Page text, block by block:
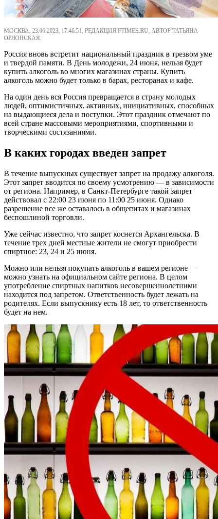
МОСКВА, 23.06.2023, 17:46:51, РЕДАКЦИЯ FTIMES.RU, АВТОР ТАТЬЯНА
ОРЛОНСКАЯ.
Россия вновь встретит национальный праздник в трезвом уме
и твердой памяти. В День молодежи, 24 июня, нельзя будет
купить алкоголь во многих магазинах страны. Купить
алкоголь можно будет только в барах, ресторанах и кафе.
На один день вся Россия превращается в страну молодых
людей, оптимистичных, активных, инициативных, способных
на выдающиеся дела и поступки. Этот праздник отмечают по
всей стране массовыми мероприятиями, спортивными и
творческими состязаниями.
В каких городах введен запрет
В течение выпускных существует запрет на продажу алкоголя.
Этот запрет вводится по своему усмотрению — в зависимости
от региона. Например, в Санкт-Петербурге такой запрет
действовал с 22:00 23 июня по 11:00 25 июня. Однако
разрешение все же оставалось в общепитах и магазинах
беспошлиной торговли.
Уже сейчас известно, что запрет коснется Архангельска. В
течение трех дней местные жители не смогут приобрести
спиртное: 23, 24 и 25 июня.
Можно или нельзя покупать алкоголь в вашем регионе —
можно узнать на официальном сайте региона. В целом
употребление спиртных напитков несовершеннолетними
находится под запретом. Ответственность будет лежать на
родителях. Если выпускнику есть 18 лет, то ответственность
будет на нем.